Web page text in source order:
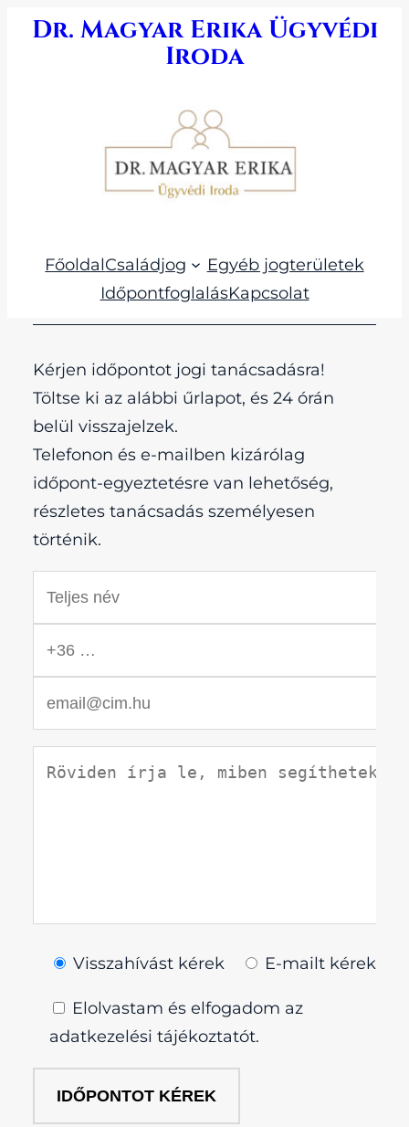
Ugrás
Dr. Magyar Erika Ügyvédi
Iroda
FőoldalCsaládjog
Egyéb jogterületek
IdőpontfoglalásKapcsolat
Kérjen időpontot jogi tanácsadásra!
Töltse ki az alábbi űrlapot, és 24 órán
belül visszajelzek.
Telefonon és e-mailben kizárólag
időpont-egyeztetésre van lehetőség,
részletes tanácsadás személyesen
történik.
Visszahívást kérek E-mailt kérek
Elolvastam és elfogadom az
adatkezelési tájékoztatót.